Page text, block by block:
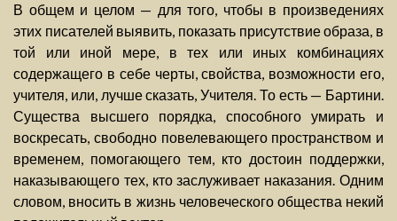
В общем и целом — для того, чтобы в произведениях
этих писателей выявить, показать присутствие образа, в
той или иной мере, в тех или иных комбинациях
содержащего в себе черты, свойства, возможности его,
учителя, или, лучше сказать, Учителя. То есть — Бартини.
Существа высшего порядка, способного умирать и
воскресать, свободно повелевающего пространством и
временем, помогающего тем, кто достоин поддержки,
наказывающего тех, кто заслуживает наказания. Одним
словом, вносить в жизнь человеческого общества некий